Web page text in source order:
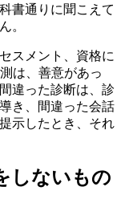
書通りに聞こえて
。
スメント、資格に
は、善意があっ
違った診断は、診
き、間違った会話
示したとき、それ
しないもの